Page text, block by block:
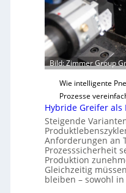
i
m
e
n
s
i
o
n
e
n
n
f
ü
r
n
c
h
h
a
l
t
i
g
Bild: Zimmer Group
Wie intelligente
Prozesse
Hybride Greifer
Steigende
Anforderungen an
Prozesssicherheit
Produktion
Gleichzeitig
bleiben – sowohl